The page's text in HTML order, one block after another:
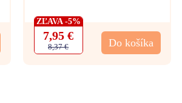
ZĽAVA -5%
7,95 €
8,37 € Do košíka